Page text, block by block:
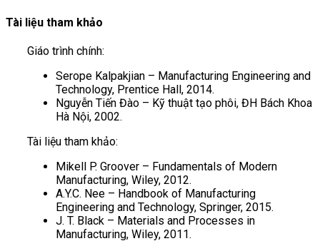
Tài liệu tham khảo
Giáo trình chính:
Serope Kalpakjian – Manufacturing Engineering and
Technology, Prentice Hall, 2014.
Nguyễn Tiến Đào – Kỹ thuật tạo phôi, ĐH Bách Khoa
Hà Nội, 2002.
Tài liệu tham khảo:
Mikell P. Groover – Fundamentals of Modern
Manufacturing, Wiley, 2012.
A.Y.C. Nee – Handbook of Manufacturing
Engineering and Technology, Springer, 2015.
J. T. Black – Materials and Processes in
Manufacturing, Wiley, 2011.